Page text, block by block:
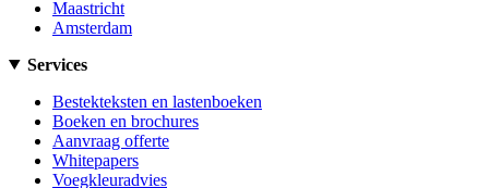
Maastricht
Amsterdam
Services
Bestekteksten en lastenboeken
Boeken en brochures
Aanvraag offerte
Whitepapers
Voegkleuradvies